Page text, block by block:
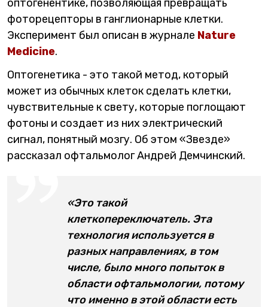
оптогенентике, позволяющая превращать
фоторецепторы в ганглионарные клетки.
Эксперимент был описан в журнале Nature
Medicine.
Оптогенетика - это такой метод, который
может из обычных клеток сделать клетки,
чувствительные к свету, которые поглощают
фотоны и создает из них электрический
сигнал, понятный мозгу. Об этом «Звезде»
рассказал офтальмолог Андрей Демчинский.
«Это такой
клеткопереключатель. Эта
технология используется в
разных направлениях, в том
числе, было много попыток в
области офтальмологии, потому
что именно в этой области есть